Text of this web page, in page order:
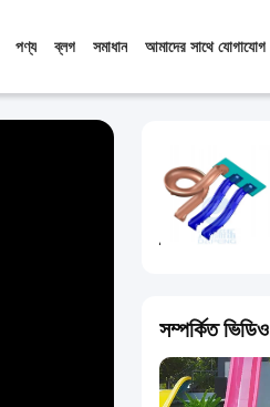
পণ্য ব্লগ সমাধান আমাদের সাথে যোগাযোগ
সম্পর্কিত ভিডিও